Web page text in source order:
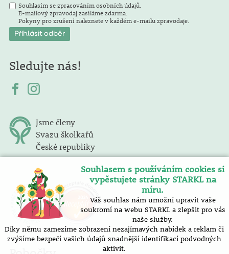
Souhlasím se zpracováním osobních údajů.
E-mailový zpravodaj zasíláme zdarma.
Pokyny pro zrušení naleznete v každém e-mailu zpravodaje.
Sledujte nás!
Jsme členy
Svazu školkařů
České republiky
Souhlasem s používáním cookies si
vypěstujete stránky STARKL na
míru.
Váš souhlas nám umožní upravit vaše
soukromí na webu STARKL a zlepšit pro vás
naše služby.
Díky němu zamezíme zobrazení nezajímavých nabídek a reklam či
zvýšíme bezpečí vašich údajů snadnější identifikací podvodných
aktivit.